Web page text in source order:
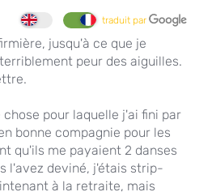
traduit par
jusqu'à ce que je
peur des aiguilles.
pour laquelle j'ai fini par
bonne compagnie pour les
qu'ils me payaient 2 danses
l'avez deviné, j'étais strip-
à la retraite, mais